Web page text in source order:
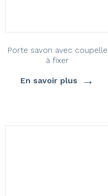
Porte savon avec coupelle
à fixer
En savoir plus →